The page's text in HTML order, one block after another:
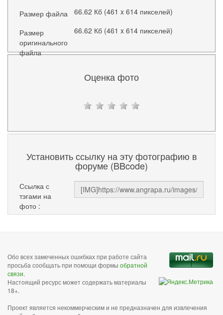
Размер файла
66.62 Кб (461 x 614 пикселей)
Размер
оригинального
файла
66.62 Кб (461 x 614 пикселей)
Оценка фото
Установить ссылку на эту фотографию в
форуме (BBcode)
Ссылка с
тэгами на
фото :
Обо всех замеченных ошибках при работе сайта
просьба сообщать при помощи формы обратной
связи.
Настоящий ресурс может содержать материалы
18+.
Проект является некоммерческим и не предназначен для извлечения